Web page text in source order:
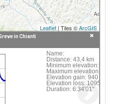
Leaflet | Tiles ©ArcGIS
– Greve in Chianti
Name:
Distance: 43,4 km
Minimum elevation:
Maximum elevation:
Elevation gain: 940 m
Elevation loss: 1095 m
Duration: 6:34'01"
in Chianti
element on the map to